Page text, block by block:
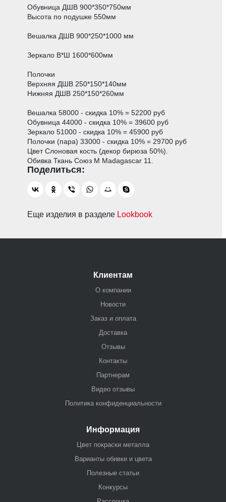
Обувница ДШВ 900*350*750мм
Высота по подушке 550мм
Вешалка ДШВ 900*250*1000 мм
Зеркало В*Ш 1600*600мм
Полочки
Верхняя ДШВ 250*150*140мм
Нижняя ДШВ 250*150*260мм
Вешалка 58000 - скидка 10% = 52200 руб
Обувница 44000 - скидка 10% = 39600 руб
Зеркало 51000 - скидка 10% = 45900 руб
Полочки (пара) 33000 - скидка 10% = 29700 руб
Цвет Слоновая кость (декор бирюза 50%).
Обивка Ткань Союз М Madagascar 11.
Еще изделия в разделе Lookbook
Клиентам
О компании
Новости
Заказ и оплата
Доставка
Отзывы
Контакты
Партнерам
Видео отзывы
Политика конфиденциальности
Информация
Цвет покраски металла
Варианты обивки и цвета
Полезные статьи
Конкурсы